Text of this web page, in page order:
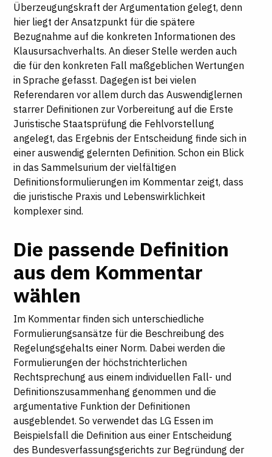
Überzeugungskraft der Argumentation gelegt, denn
hier liegt der Ansatzpunkt für die spätere
Bezugnahme auf die konkreten Informationen des
Klausursachverhalts. An dieser Stelle werden auch
die für den konkreten Fall maßgeblichen Wertungen
in Sprache gefasst. Dagegen ist bei vielen
Referendaren vor allem durch das Auswendiglernen
starrer Definitionen zur Vorbereitung auf die Erste
Juristische Staatsprüfung die Fehlvorstellung
angelegt, das Ergebnis der Entscheidung finde sich in
einer auswendig gelernten Definition. Schon ein Blick
in das Sammelsurium der vielfältigen
Definitionsformulierungen im Kommentar zeigt, dass
die juristische Praxis und Lebenswirklichkeit
komplexer sind.
Die passende Definition
aus dem Kommentar
wählen
Im Kommentar finden sich unterschiedliche
Formulierungsansätze für die Beschreibung des
Regelungsgehalts einer Norm. Dabei werden die
Formulierungen der höchstrichterlichen
Rechtsprechung aus einem individuellen Fall- und
Definitionszusammenhang genommen und die
argumentative Funktion der Definitionen
ausgeblendet. So verwendet das LG Essen im
Beispielsfall die Definition aus einer Entscheidung
des Bundesverfassungsgerichts zur Begründung der